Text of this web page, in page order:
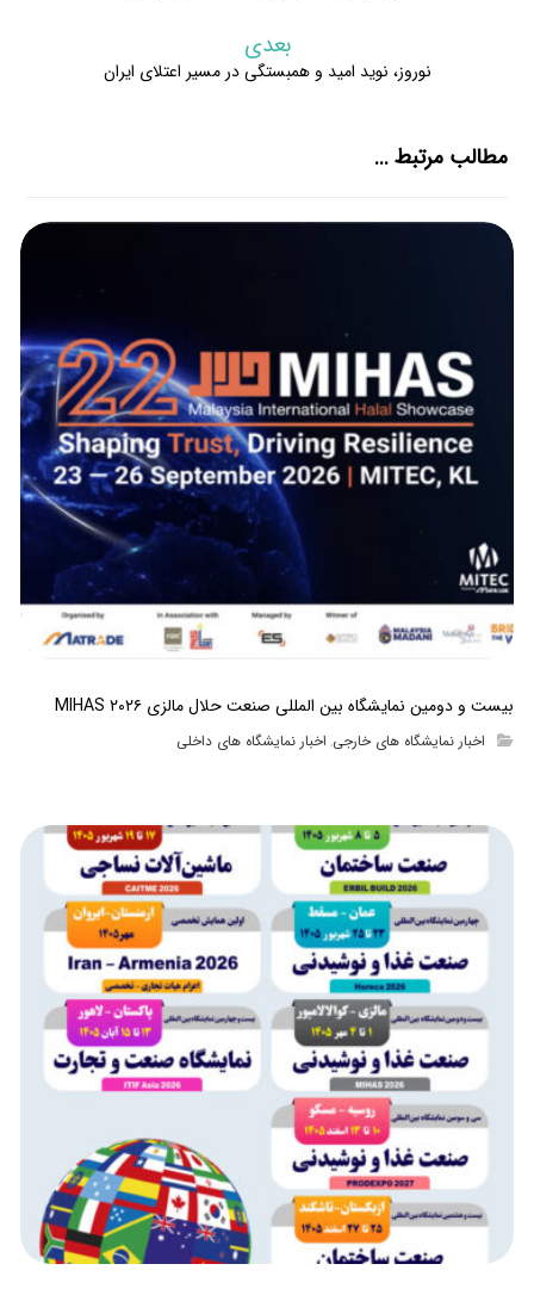
بعدی
نوروز، نوید امید و همبستگی در مسیر اعتلای ایران
مطالب مرتبط ...
بیست و دومین نمایشگاه بین المللی صنعت حلال مالزی MIHAS ۲۰۲۶
اخبار نمایشگاه های خارجی, اخبار نمایشگاه های داخلی